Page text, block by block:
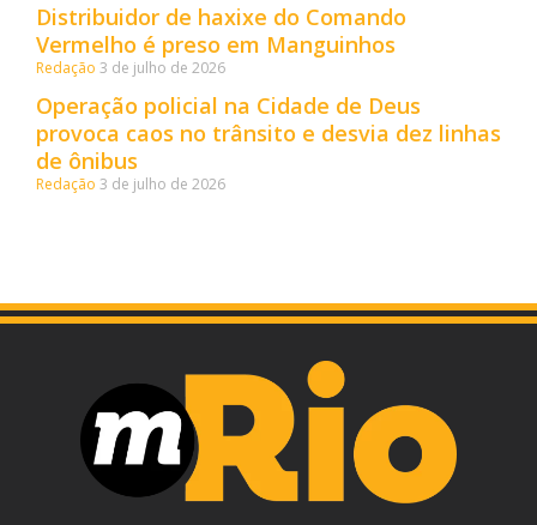
Distribuidor de haxixe do Comando
Vermelho é preso em Manguinhos
Redação 3 de julho de 2026
Operação policial na Cidade de Deus
provoca caos no trânsito e desvia dez linhas
de ônibus
Redação 3 de julho de 2026